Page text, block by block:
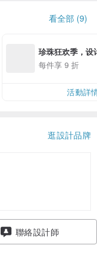
看全部 (9)
珍珠狂欢季，设
礼物9折起优惠！
每件享 9 折
活動詳
逛設計品牌
聯絡設計師